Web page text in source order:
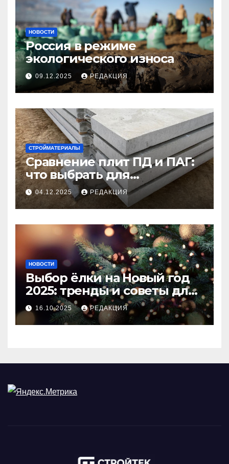
НОВОСТИ
Россия в режиме
экологического износа
09.12.2025 РЕДАКЦИЯ
СТРОЙМАТЕРИАЛЫ
Сравнение плит ПД и ПАГ:
что выбрать для
долговечного и прочного
покрытия
04.12.2025 РЕДАКЦИЯ
НОВОСТИ
Выбор ёлки на Новый год
2025: тренды и советы для
идеального праздника
16.10.2025 РЕДАКЦИЯ